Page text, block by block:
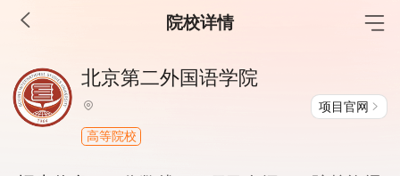
院校详情
MBA工商管理
院校库 考试报名
报名流程
考试真题
报考经验
北京第二外国语学院
项目官网
高等院校